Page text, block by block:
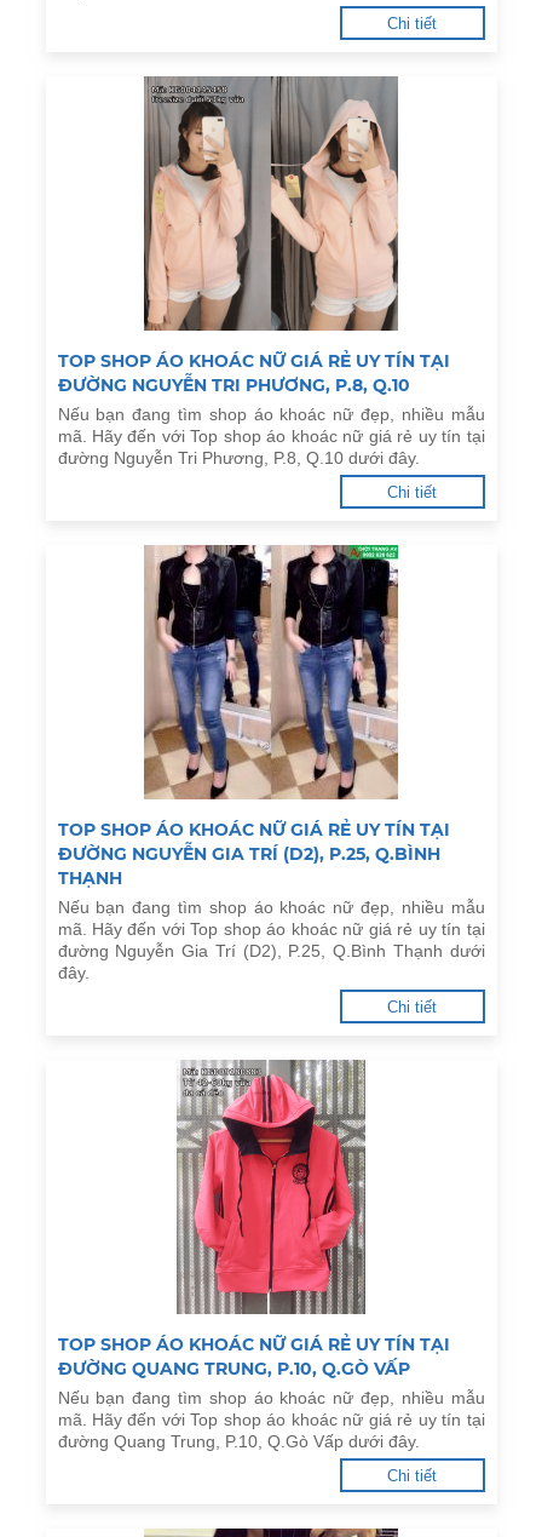
Chi tiết
TOP SHOP ÁO KHOÁC NỮ GIÁ RẺ UY TÍN TẠI
ĐƯỜNG NGUYỄN TRI PHƯƠNG, P.8, Q.10
Nếu bạn đang tìm shop áo khoác nữ đẹp, nhiều mẫu
mã. Hãy đến với Top shop áo khoác nữ giá rẻ uy tín tại
đường Nguyễn Tri Phương, P.8, Q.10 dưới đây.
Chi tiết
TOP SHOP ÁO KHOÁC NỮ GIÁ RẺ UY TÍN TẠI
ĐƯỜNG NGUYỄN GIA TRÍ (D2), P.25, Q.BÌNH
THẠNH
Nếu bạn đang tìm shop áo khoác nữ đẹp, nhiều mẫu
mã. Hãy đến với Top shop áo khoác nữ giá rẻ uy tín tại
đường Nguyễn Gia Trí (D2), P.25, Q.Bình Thạnh dưới
đây.
Chi tiết
TOP SHOP ÁO KHOÁC NỮ GIÁ RẺ UY TÍN TẠI
ĐƯỜNG QUANG TRUNG, P.10, Q.GÒ VẤP
Nếu bạn đang tìm shop áo khoác nữ đẹp, nhiều mẫu
mã. Hãy đến với Top shop áo khoác nữ giá rẻ uy tín tại
đường Quang Trung, P.10, Q.Gò Vấp dưới đây.
Chi tiết